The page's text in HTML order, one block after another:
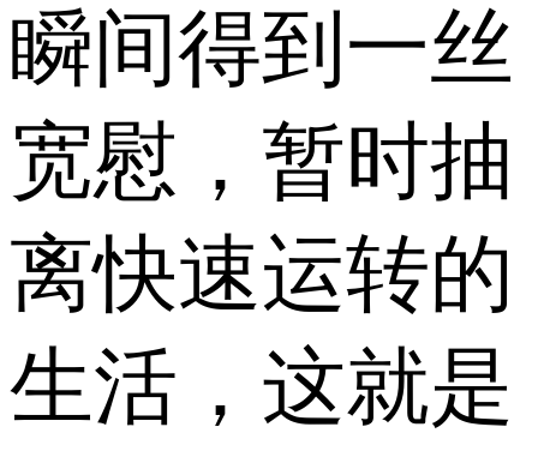
瞬间得到一丝
宽慰，暂时抽
离快速运转的
生活，这就是